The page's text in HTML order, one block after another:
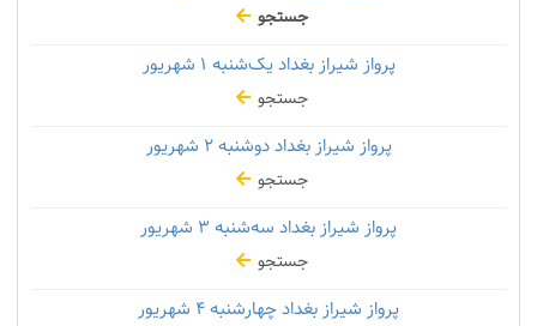
جستجو
پرواز شیراز بغداد یک‌شنبه
جستجو
پرواز شیراز بغداد دوشنبه۲ شهریور
جستجو
پرواز شیراز بغداد سه‌شنبه
جستجو
پرواز شیراز بغداد چهارشنبه